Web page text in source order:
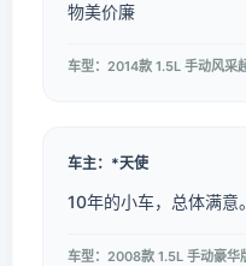
物美价廉
车型：2014款 1.5L 手动风采
车主：*天使
10年的小车，总体满意。
车型：2008款 1.5L 手动豪华